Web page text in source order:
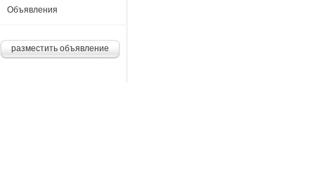
Объявления
разместить объявление